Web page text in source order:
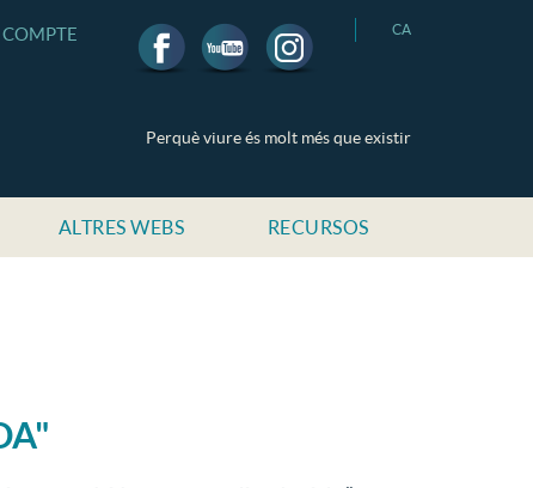
CA
Perquè viure és molt més que existir
ALTRES WEBS RECURSOS